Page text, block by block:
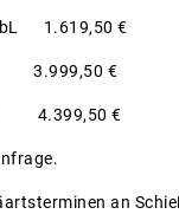
1.619,50 €
3.999,50 €
4.399,50 €
an